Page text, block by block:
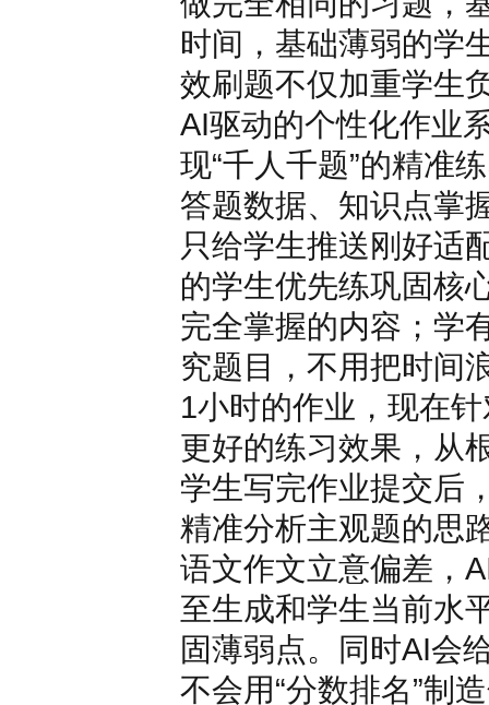
时间，基础薄弱的学
效刷题不仅加重学生
AI驱动的个性化作业
现“千人千题”的精准
答题数据、知识点掌
只给学生推送刚好适
的学生优先练巩固核
完全掌握的内容；学
究题目，不用把时间
1小时的作业，现在
更好的练习效果，从
学生写完作业提交后
精准分析主观题的思
语文作文立意偏差，
至生成和学生当前水
固薄弱点。同时AI会
不会用“分数排名”制